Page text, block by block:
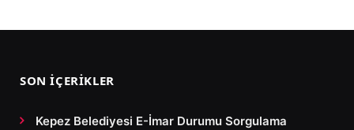
SON İÇERIKLER
Kepez Belediyesi E-İmar Durumu Sorgulama